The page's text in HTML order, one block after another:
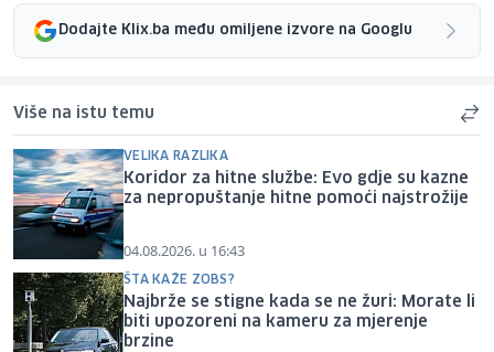
Dodajte Klix.ba među omiljene izvore na Googlu
Više na istu temu
VELIKA RAZLIKA
Koridor za hitne službe: Evo gdje su kazne
za nepropuštanje hitne pomoći najstrožije
04.08.2026. u 16:43
ŠTA KAŽE ZOBS?
Najbrže se stigne kada se ne žuri: Morate li
biti upozoreni na kameru za mjerenje
brzine